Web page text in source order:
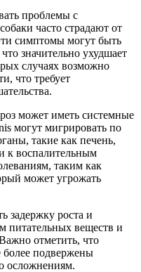
проблемы с
часто страдают от
симптомы могут быть
значительно ухудшает
случаях возможно
что требует
может иметь системные
могут мигрировать по
такие как печень,
к воспалительным
таким как
может угрожать
задержку роста и
питательных веществ и
отметить, что
подвержены
осложнениям.